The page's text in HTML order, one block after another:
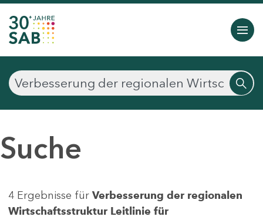
Suche
4 Ergebnisse für Verbesserung der regionalen
Wirtschaftsstruktur Leitlinie für